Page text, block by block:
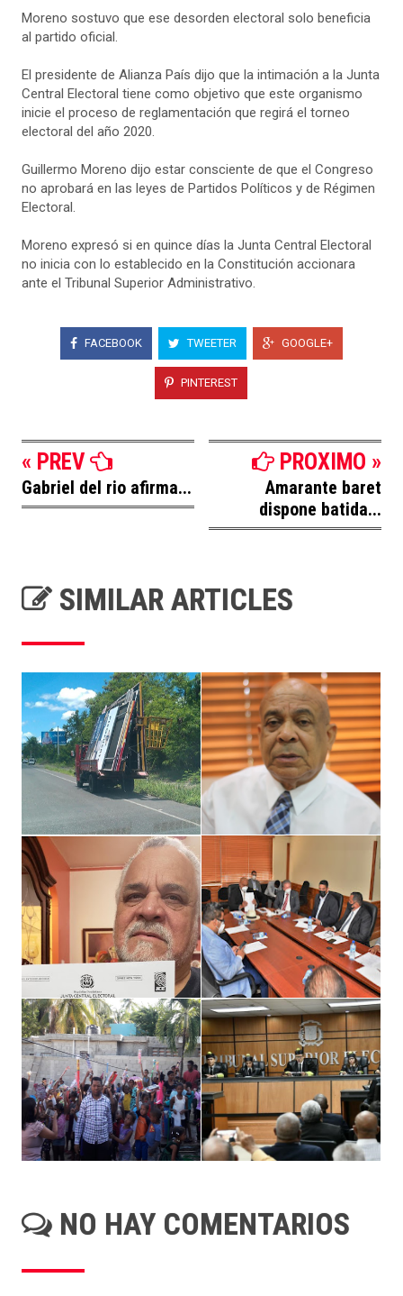
Moreno sostuvo que ese desorden electoral solo beneficia
al partido oficial.
El presidente de Alianza País dijo que la intimación a la Junta
Central Electoral tiene como objetivo que este organismo
inicie el proceso de reglamentación que regirá el torneo
electoral del año 2020.
Guillermo Moreno dijo estar consciente de que el Congreso
no aprobará en las leyes de Partidos Políticos y de Régimen
Electoral.
Moreno expresó si en quince días la Junta Central Electoral
no inicia con lo establecido en la Constitución accionara
ante el Tribunal Superior Administrativo.
FACEBOOK TWEETER GOOGLE+
PINTEREST
« PREV
Gabriel del rio afirma...
PROXIMO »
Amarante baret
dispone batida...
SIMILAR ARTICLES
NO HAY COMENTARIOS